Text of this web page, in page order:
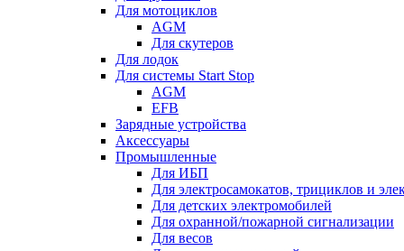
Для мотоциклов
AGM
Для скутеров
Для лодок
Для системы Start Stop
AGM
EFB
Зарядные устройства
Аксессуары
Промышленные
Для ИБП
Для электросамокатов, трициклов и
Для детских электромобилей
Для охранной/пожарной сигнализации
Для весов